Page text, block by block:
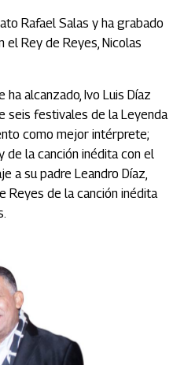
Rafael Salas y ha grabado
Rey de Reyes, Nicolas
alcanzado, Ivo Luis Díaz
seis festivales de la Leyenda
como mejor intérprete;
de la canción inédita con el
a su padre Leandro Díaz,
Reyes de la canción inédita